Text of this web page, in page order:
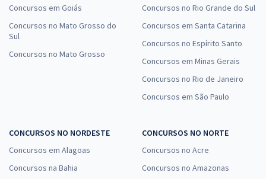
Concursos em Goiás
Concursos no Mato Grosso do
Sul
Concursos no Mato Grosso
Concursos no Rio Grande do Sul
Concursos em Santa Catarina
Concursos no Espírito Santo
Concursos em Minas Gerais
Concursos no Rio de Janeiro
Concursos em São Paulo
CONCURSOS NO NORDESTE
Concursos em Alagoas
Concursos na Bahia
CONCURSOS NO NORTE
Concursos no Acre
Concursos no Amazonas